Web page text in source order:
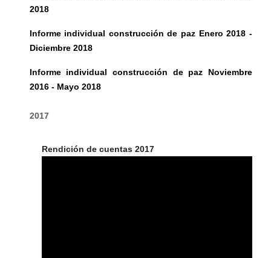
2018
Informe individual construcción de paz Enero 2018 -
Diciembre 2018
Informe individual construcción de paz Noviembre
2016 - Mayo 2018
2017
Rendición de cuentas 2017